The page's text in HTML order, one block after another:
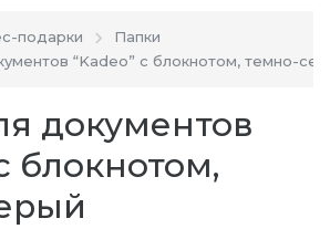
подарки
Папки
“Kadeo” с блокнотом, темно-
документов
блокнотом,